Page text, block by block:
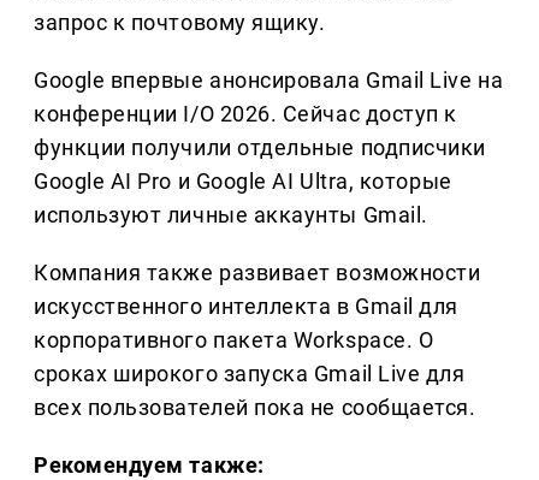
запрос к почтовому ящику.
Google впервые анонсировала Gmail Live на
конференции I/O 2026. Сейчас доступ к
функции получили отдельные подписчики
Google AI Pro и Google AI Ultra, которые
используют личные аккаунты Gmail.
Компания также развивает возможности
искусственного интеллекта в Gmail для
корпоративного пакета Workspace. О
сроках широкого запуска Gmail Live для
всех пользователей пока не сообщается.
Рекомендуем также: